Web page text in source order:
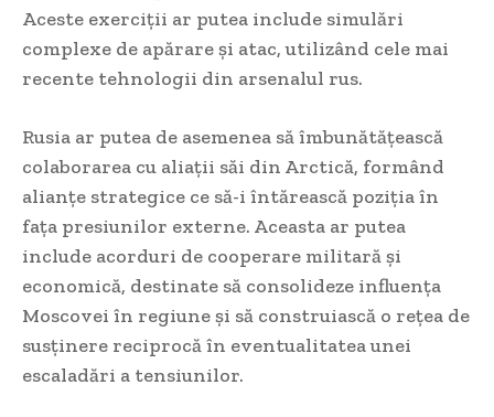
Aceste exerciții ar putea include simulări
complexe de apărare și atac, utilizând cele mai
recente tehnologii din arsenalul rus.
Rusia ar putea de asemenea să îmbunătățească
colaborarea cu aliații săi din Arctică, formând
alianțe strategice ce să-i întărească poziția în
fața presiunilor externe. Aceasta ar putea
include acorduri de cooperare militară și
economică, destinate să consolideze influența
Moscovei în regiune și să construiască o rețea de
susținere reciprocă în eventualitatea unei
escaladări a tensiunilor.